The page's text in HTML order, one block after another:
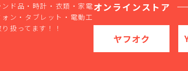
ド品・時計・衣類・家電
ン・タブレット・電動工
扱ってます！！
オンラインストア